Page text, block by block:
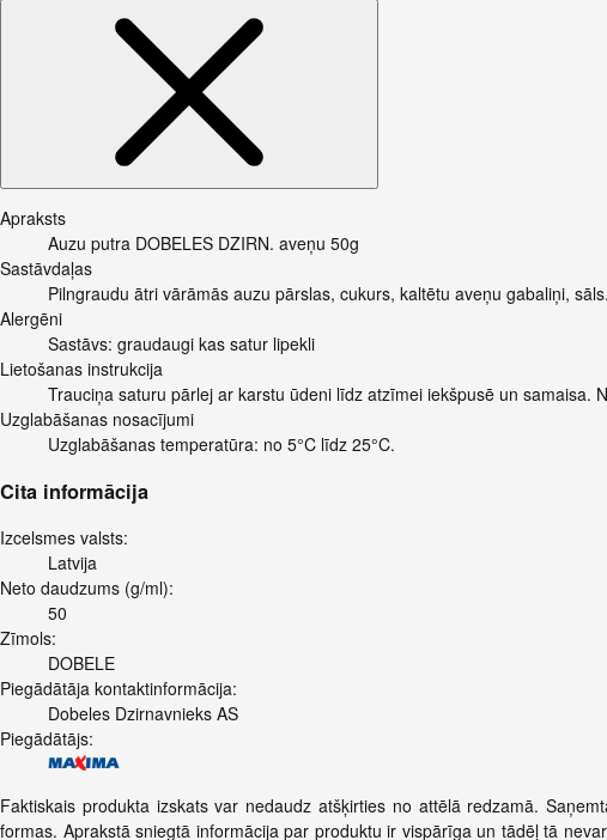
Apraksts
Auzu putra DOBELES DZIRN. aveņu 50g
Sastāvdaļas
Pilngraudu ātri vārāmās auzu pārslas, cukurs, kaltētu aveņu gabaliņi, sāls.
Alergēni
Sastāvs: graudaugi kas satur lipekli
Lietošanas instrukcija
Trauciņa saturu pārlej ar karstu ūdeni līdz atzīmei iekšpusē un
Uzglabāšanas nosacījumi
Uzglabāšanas temperatūra: no 5°C līdz 25°C.
Cita informācija
Izcelsmes valsts:
Latvija
Neto daudzums (g/ml):
50
Zīmols:
DOBELE
Piegādātāja kontaktinformācija:
Dobeles Dzirnavnieks AS
Piegādātājs:
Faktiskais produkta izskats var nedaudz atšķirties no attēlā redzamā.
formas. Aprakstā sniegtā informācija par produktu ir vispārīga un tādēļ tā